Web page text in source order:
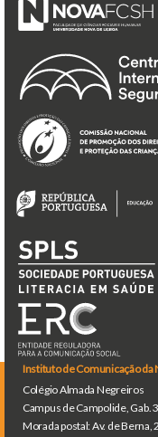
Instituto de Comunicação da
Colégio Almada Negreiros
Campus de Campolide, Gab.
Morada postal: Av. de Berna,